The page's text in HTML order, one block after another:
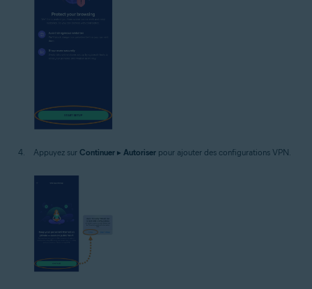
Appuyez sur Continuer ▸ Autoriser pour ajouter des configurations VPN.